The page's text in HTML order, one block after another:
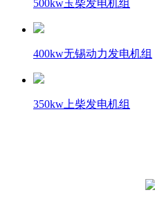
500kw玉柴发电机组
400kw无锡动力发电机组
350kw上柴发电机组